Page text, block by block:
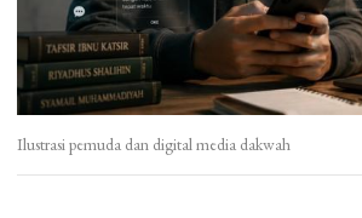
Ilustrasi pemuda dan digital media dakwah